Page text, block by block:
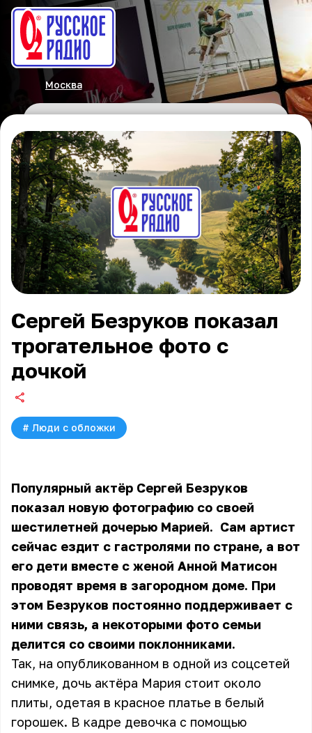
Москва
Сергей Безруков показал
трогательное фото с
дочкой
# Люди с обложки
Популярный актёр Сергей Безруков
показал новую фотографию со своей
шестилетней дочерью Марией. Сам артист
сейчас ездит с гастролями по стране, а вот
его дети вместе с женой Анной Матисон
проводят время в загородном доме. При
этом Безруков постоянно поддерживает с
ними связь, а некоторыми фото семьи
делится со своими поклонниками.
Так, на опубликованном в одной из соцсетей
снимке, дочь актёра Мария стоит около
плиты, одетая в красное платье в белый
горошек. В кадре девочка с помощью